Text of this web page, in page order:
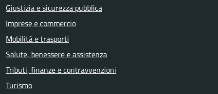
Giustizia e sicurezza pubblica
Imprese e commercio
Mobilità e trasporti
Salute, benessere e assistenza
Tributi, finanze e contravvenzioni
Turismo